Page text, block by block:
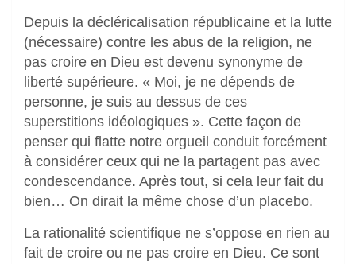
Depuis la décléricalisation républicaine et la lutte
(nécessaire) contre les abus de la religion, ne
pas croire en Dieu est devenu synonyme de
liberté supérieure. « Moi, je ne dépends de
personne, je suis au dessus de ces
superstitions idéologiques ». Cette façon de
penser qui flatte notre orgueil conduit forcément
à considérer ceux qui ne la partagent pas avec
condescendance. Après tout, si cela leur fait du
bien… On dirait la même chose d’un placebo.
La rationalité scientifique ne s’oppose en rien au
fait de croire ou ne pas croire en Dieu. Ce sont